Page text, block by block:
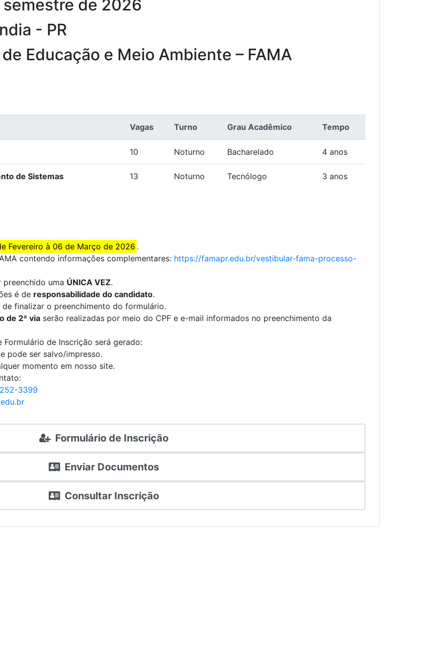
semestre de 2026
- PR
Educação e Meio Ambiente – FAMA
Vagas Turno Grau Acadêmico Tempo
10 Noturno Bacharelado 4 anos
de Sistemas 13 Noturno Tecnólogo 3 anos
Fevereiro à 06 de Março de 2026 .
contendo informações complementares: https://famapr.edu.br/vestibular-fama-processo-
preenchido uma ÚNICA VEZ.
é de responsabilidade do candidato.
finalizar o preenchimento do formulário.
de 2ª via serão realizadas por meio do CPF e e-mail informados no preenchimento da
de Inscrição será gerado:
pode ser salvo/impresso.
momento em nosso site.
3399
Formulário de Inscrição
Enviar Documentos
Consultar Inscrição